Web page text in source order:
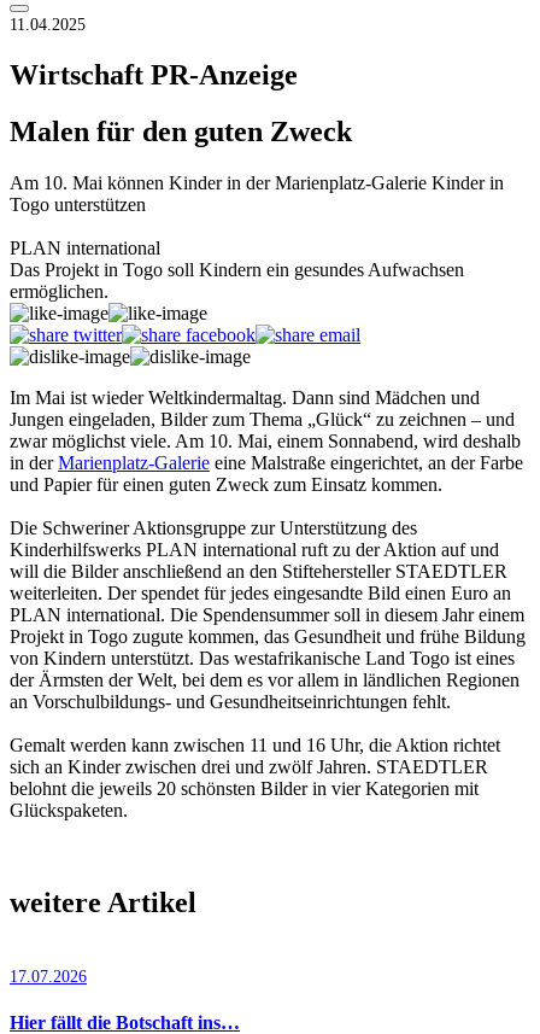
11.04.2025
Wirtschaft PR-Anzeige
Malen für den guten Zweck
Am 10. Mai können Kinder in der Marienplatz-Galerie Kinder in
Togo unterstützen
PLAN international
Das Projekt in Togo soll Kindern ein gesundes Aufwachsen
ermöglichen.
Im Mai ist wieder Weltkindermaltag. Dann sind Mädchen und
Jungen eingeladen, Bilder zum Thema „Glück“ zu zeichnen – und
zwar möglichst viele. Am 10. Mai, einem Sonnabend, wird deshalb
in derMarienplatz-Galerie eine Malstraße eingerichtet, an der Farbe
und Papier für einen guten Zweck zum Einsatz kommen.
Die Schweriner Aktionsgruppe zur Unterstützung des
Kinderhilfswerks PLAN international ruft zu der Aktion auf und
will die Bilder anschließend an den Stiftehersteller STAEDTLER
weiterleiten. Der spendet für jedes eingesandte Bild einen Euro an
PLAN international. Die Spendensummer soll in diesem Jahr einem
Projekt in Togo zugute kommen, das Gesundheit und frühe Bildung
von Kindern unterstützt. Das westafrikanische Land Togo ist eines
der Ärmsten der Welt, bei dem es vor allem in ländlichen Regionen
an Vorschulbildungs- und Gesundheitseinrichtungen fehlt.
Gemalt werden kann zwischen 11 und 16 Uhr, die Aktion richtet
sich an Kinder zwischen drei und zwölf Jahren. STAEDTLER
belohnt die jeweils 20 schönsten Bilder in vier Kategorien mit
Glückspaketen.
weitere Artikel
17.07.2026
Hier fällt die Botschaft ins…